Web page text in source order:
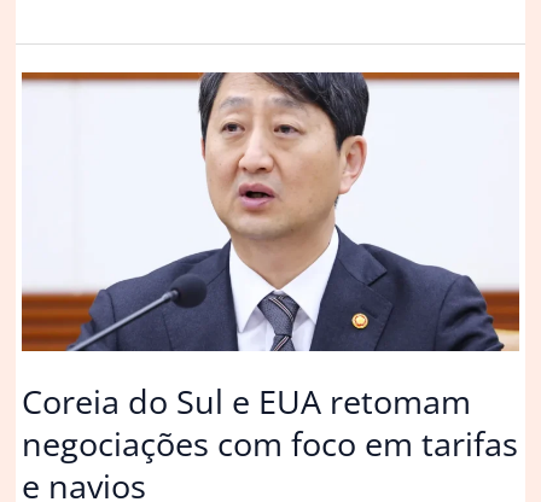
África
do
frango
brasileiro
Coreia do Sul e EUA retomam
negociações com foco em tarifas
e navios